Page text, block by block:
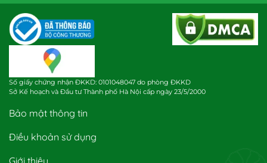
Số giấy chứng nhận ĐKKD: 0101048047 do phòng ĐKKD
Sở Kế hoạch và Đầu tư Thành phố Hà Nội cấp ngày 23/5/2000
Bảo mật thông tin
Điều khoản sử dụng